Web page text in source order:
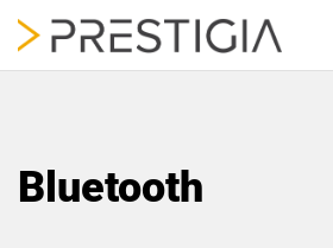
Bluetooth